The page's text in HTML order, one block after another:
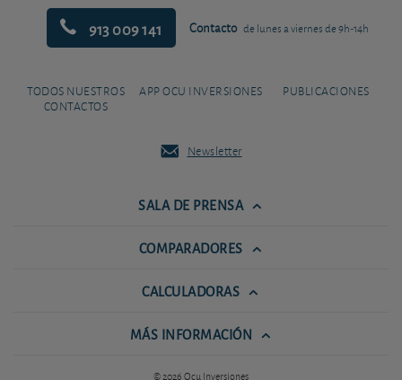
913 009 141 Contacto de lunes a viernes de 9h-14h
TODOS NUESTROS
CONTACTOS
APP OCU INVERSIONES PUBLICACIONES
Newsletter
SALA DE PRENSA
COMPARADORES
CALCULADORAS
MÁS INFORMACIÓN
© 2026 Ocu Inversiones